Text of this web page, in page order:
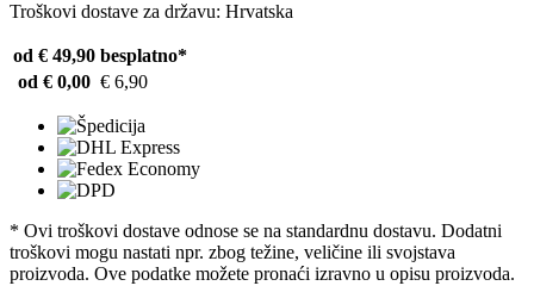
Troškovi dostave za državu: Hrvatska
od € 49,90 besplatno*
od € 0,00 € 6,90
* Ovi troškovi dostave odnose se na standardnu ​​dostavu. Dodatni
troškovi mogu nastati npr. zbog težine, veličine ili svojstava
proizvoda. Ove podatke možete pronaći izravno u opisu proizvoda.